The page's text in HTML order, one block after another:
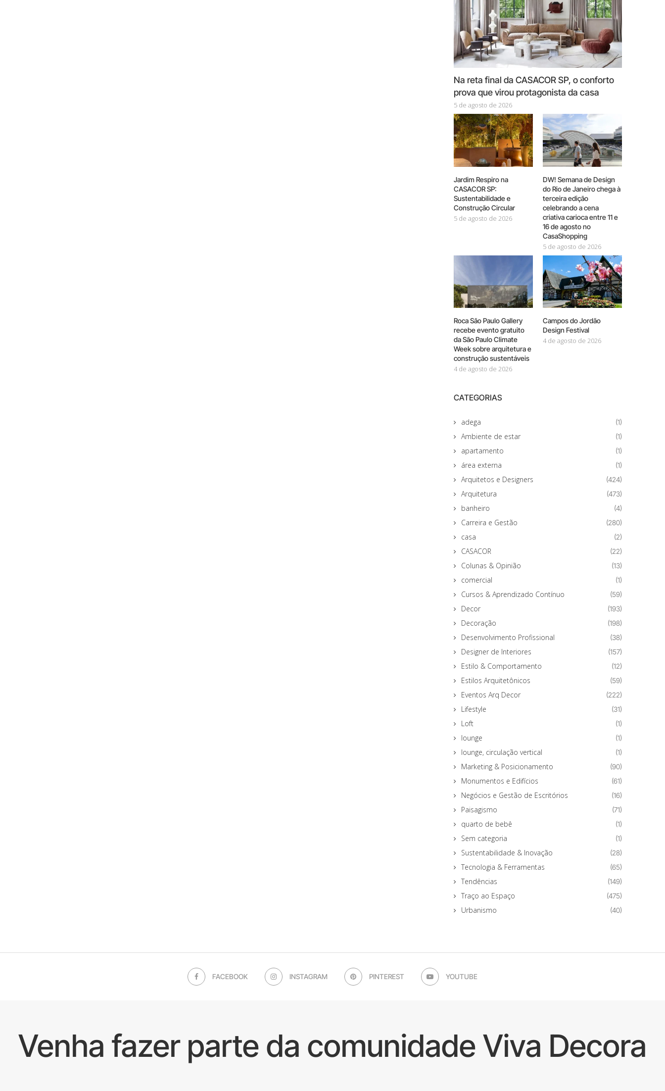
Na reta final da CASACOR SP, o conforto
prova que virou protagonista da casa
5 de agosto de 2026
Jardim Respiro na
CASACOR SP:
Sustentabilidade e
Construção Circular
5 de agosto de 2026
DW! Semana de Design
do Rio de Janeiro chega à
terceira edição
celebrando a cena
criativa carioca entre 11 e
16 de agosto no
CasaShopping
5 de agosto de 2026
Roca São Paulo Gallery
recebe evento gratuito
da São Paulo Climate
Week sobre arquitetura e
construção sustentáveis
4 de agosto de 2026
Campos do Jordão
Design Festival
4 de agosto de 2026
CATEGORIAS
adega (1)
Ambiente de estar (1)
apartamento (1)
área externa (1)
Arquitetos e Designers (424)
Arquitetura (473)
banheiro (4)
Carreira e Gestão (280)
casa (2)
CASACOR (22)
Colunas & Opinião (13)
comercial (1)
Cursos & Aprendizado Contínuo (59)
Decor (193)
Decoração (198)
Desenvolvimento Profissional (38)
Designer de Interiores (157)
Estilo & Comportamento (12)
Estilos Arquitetônicos (59)
Eventos Arq Decor (222)
Lifestyle (31)
Loft (1)
lounge (1)
lounge, circulação vertical (1)
Marketing & Posicionamento (90)
Monumentos e Edifícios (61)
Negócios e Gestão de Escritórios (16)
Paisagismo (71)
quarto de bebê (1)
Sem categoria (1)
Sustentabilidade & Inovação (28)
Tecnologia & Ferramentas (65)
Tendências (149)
Traço ao Espaço (475)
Urbanismo (40)
FACEBOOK INSTAGRAM PINTEREST YOUTUBE
Venha fazer parte da comunidade Viva Decora